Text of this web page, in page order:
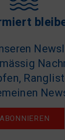
ABONNIEREN